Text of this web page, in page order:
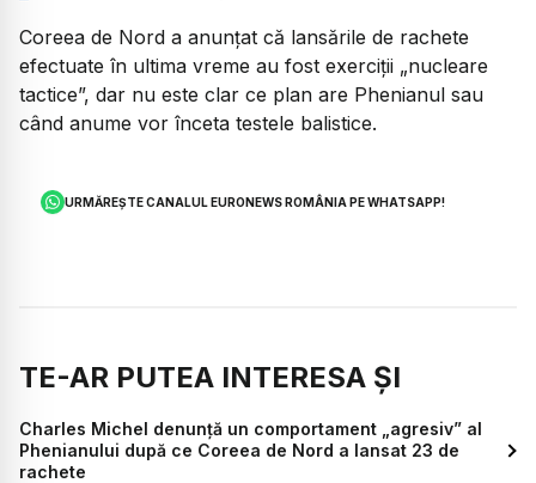
Coreea de Nord a anunțat că lansările de rachete
efectuate în ultima vreme au fost exerciții „nucleare
tactice”, dar nu este clar ce plan are Phenianul sau
când anume vor înceta testele balistice.
URMĂREȘTE CANALUL EURONEWS ROMÂNIA PE WHATSAPP!
TE-AR PUTEA INTERESA ȘI
Charles Michel denunţă un comportament „agresiv” al
Phenianului după ce Coreea de Nord a lansat 23 de
rachete